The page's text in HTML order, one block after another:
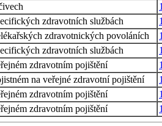
zdravotních službách
zdravotnických povoláních
zdravotních službách
zdravotním pojištění
na veřejné zdravotní pojištění
zdravotním pojištění
zdravotním pojištění